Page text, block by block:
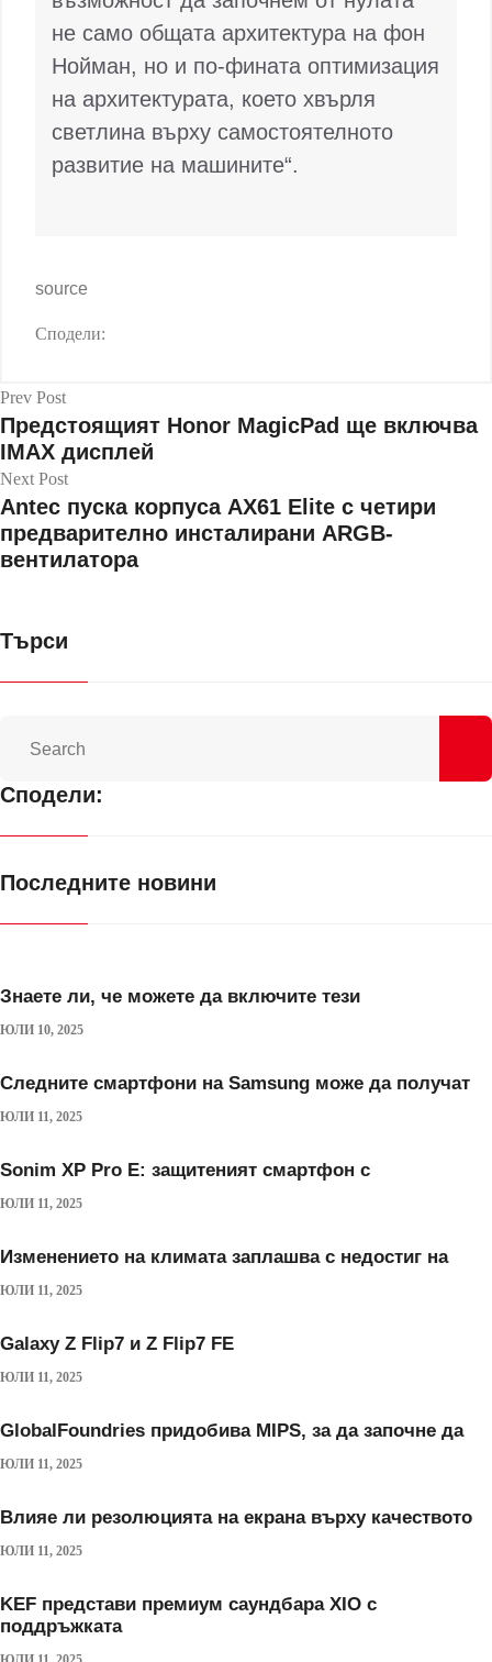
не само общата архитектура на фон
Нойман, но и по-фината оптимизация
на архитектурата, което хвърля
светлина върху самостоятелното
развитие на машините“.
source
Сподели:
Prev Post
Предстоящият Honor MagicPad ще включва
IMAX дисплей
Next Post
Antec пуска корпуса AX61 Elite с четири
предварително инсталирани ARGB-
вентилатора
Търси
Сподели:
Последните новини
Знаете ли, че можете да включите тези
ЮЛИ 10, 2025
Следните смартфони на Samsung може да получат
ЮЛИ 11, 2025
Sonim XP Pro E: защитеният смартфон с
ЮЛИ 11, 2025
Изменението на климата заплашва с недостиг на
ЮЛИ 11, 2025
Galaxy Z Flip7 и Z Flip7 FE
ЮЛИ 11, 2025
GlobalFoundries придобива MIPS, за да започне да
ЮЛИ 11, 2025
Влияе ли резолюцията на екрана върху качеството
ЮЛИ 11, 2025
KEF представи премиум саундбара XIO с
поддръжката